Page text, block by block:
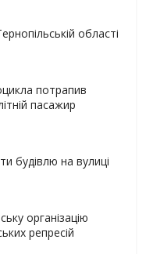
області
потрапив
пасажир
будівлю на вулиці
організацію
репресій